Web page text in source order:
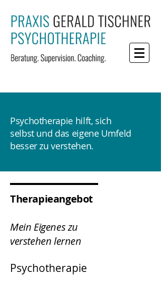
Psychotherapie
Psychotherapie hilft, sich
selbst und das eigene Umfeld
besser zu verstehen.
Therapieangebot
Mein Eigenes zu
verstehen lernen